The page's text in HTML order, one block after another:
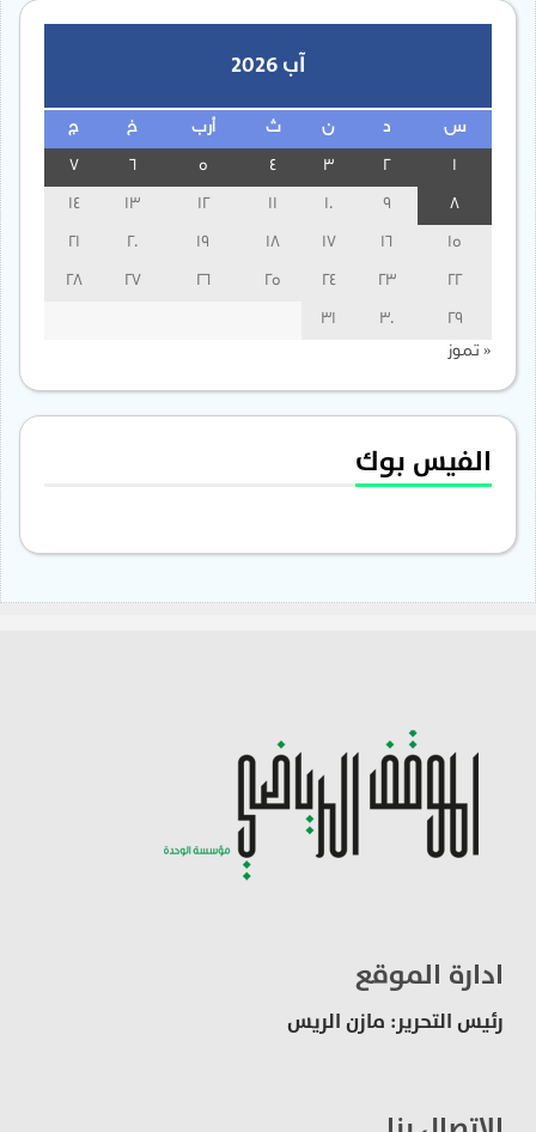
آب 2026
س ن ث أرب خ ج
3
13
14
15
16
17
18
19
20
21
22
23
24
25
26
27
28
29
30
31
« تموز
الفيس بوك
ادارة الموقع
رئيس التحرير: مازن الريس